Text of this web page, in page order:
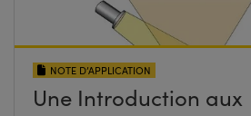
NOTE D’APPLICATION
Une Introduction aux